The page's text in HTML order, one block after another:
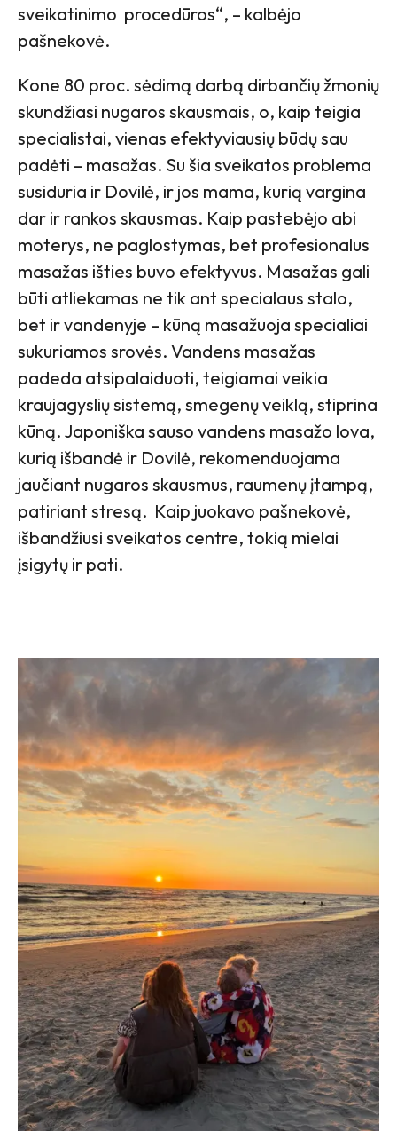
sveikatinimo procedūros“, – kalbėjo
pašnekovė.
Kone 80 proc. sėdimą darbą dirbančių žmonių
skundžiasi nugaros skausmais, o, kaip teigia
specialistai, vienas efektyviausių būdų sau
padėti – masažas. Su šia sveikatos problema
susiduria ir Dovilė, ir jos mama, kurią vargina
dar ir rankos skausmas. Kaip pastebėjo abi
moterys, ne paglostymas, bet profesionalus
masažas išties buvo efektyvus. Masažas gali
būti atliekamas ne tik ant specialaus stalo,
bet ir vandenyje – kūną masažuoja specialiai
sukuriamos srovės. Vandens masažas
padeda atsipalaiduoti, teigiamai veikia
kraujagyslių sistemą, smegenų veiklą, stiprina
kūną. Japoniška sauso vandens masažo lova,
kurią išbandė ir Dovilė, rekomenduojama
jaučiant nugaros skausmus, raumenų įtampą,
patiriant stresą. Kaip juokavo pašnekovė,
išbandžiusi sveikatos centre, tokią mielai
įsigytų ir pati.